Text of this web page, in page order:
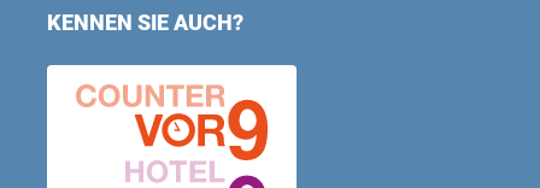
KENNEN SIE AUCH?